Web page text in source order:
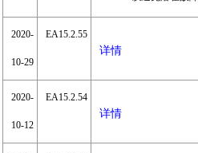
2020-
10-29
EA15.2.55
详情
2020-
10-12
EA15.2.54
详情